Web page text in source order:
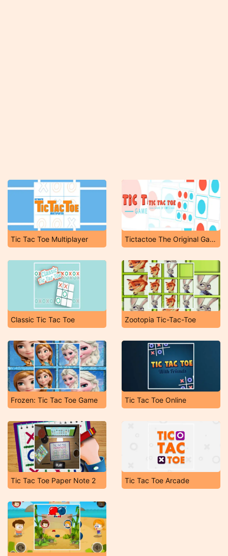
Tic Tac Toe Multiplayer Tictactoe The Original Game
Classic Tic Tac Toe Zootopia Tic-Tac-Toe
Frozen: Tic Tac Toe Game Tic Tac Toe Online
Tic Tac Toe Paper Note 2 Tic Tac Toe Arcade